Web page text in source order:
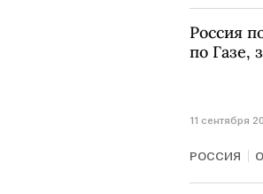
Россия
по Газе,
11 сентября
РОССИЯ